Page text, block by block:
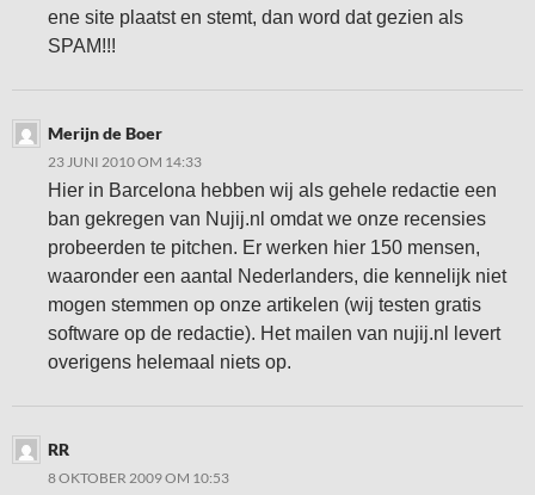
ene site plaatst en stemt, dan word dat gezien als
SPAM!!!
Merijn de Boer
23 JUNI 2010 OM 14:33
Hier in Barcelona hebben wij als gehele redactie een
ban gekregen van Nujij.nl omdat we onze recensies
probeerden te pitchen. Er werken hier 150 mensen,
waaronder een aantal Nederlanders, die kennelijk niet
mogen stemmen op onze artikelen (wij testen gratis
software op de redactie). Het mailen van nujij.nl levert
overigens helemaal niets op.
RR
8 OKTOBER 2009 OM 10:53